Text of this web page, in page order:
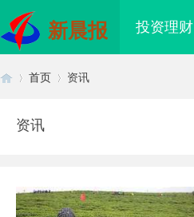
新晨报 投资理财
首页 资讯
资讯